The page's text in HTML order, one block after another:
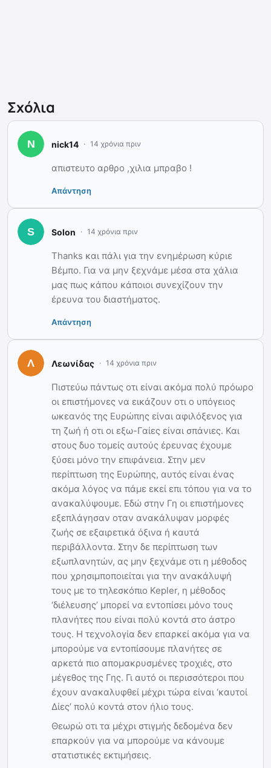
Σχόλια
nick14 14 χρόνια πριν
απιστευτο αρθρο ,χιλια μπραβο !
Απάντηση
Solon 14 χρόνια πριν
Thanks και πάλι για την ενημέρωση κύριε
Βέμπο. Για να μην ξεχνάμε μέσα στα χάλια
μας πως κάπου κάποιοι συνεχίζουν την
έρευνα του διαστήματος.
Απάντηση
Λεωνίδας 14 χρόνια πριν
Πιστεύω πάντως οτι είναι ακόμα πολύ πρόωρο
οι επιστήμονες να εικάζουν οτι ο υπόγειος
ωκεανός της Ευρώπης είναι αφιλόξενος για
τη ζωή ή οτι οι εξω-Γαίες είναι σπάνιες. Και
στους δυο τομείς αυτούς έρευνας έχουμε
ξύσει μόνο την επιφάνεια. Στην μεν
περίπτωση της Ευρώπης, αυτός είναι ένας
ακόμα λόγος να πάμε εκεί επι τόπου για να το
ανακαλύψουμε. Εδώ στην Γη οι επιστήμονες
εξεπλάγησαν οταν ανακάλυψαν μορφές
ζωής σε εξαιρετικά όξινα ή καυτά
περιβάλλοντα. Στην δε περίπτωση των
εξωπλανητών, ας μην ξεχνάμε οτι η μέθοδος
που χρησιμποποιείται για την ανακάλυψή
τους με το τηλεσκόπιο Kepler, η μέθοδος
‘διέλευσης’ μπορεί να εντοπίσει μόνο τους
πλανήτες που είναι πολύ κοντά στο άστρο
τους. Η τεχνολογία δεν επαρκεί ακόμα για να
μπορούμε να εντοπίσουμε πλανήτες σε
αρκετά πιο απομακρυσμένες τροχιές, στο
μέγεθος της Γης. Γι αυτό οι περισσότεροι που
έχουν ανακαλυφθεί μέχρι τώρα είναι ‘καυτοί
Δίες’ πολύ κοντά στον ήλιο τους.
Θεωρώ οτι τα μέχρι στιγμής δεδομένα δεν
επαρκούν για να μπορούμε να κάνουμε
στατιστικές εκτιμήσεις.